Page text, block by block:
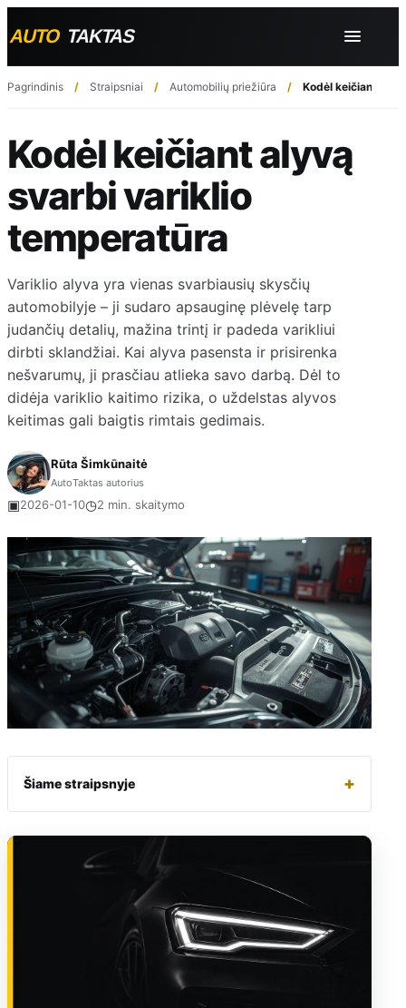
Pagrindinis Straipsniai Automobilių priežiūra Kodėl keičiant
Kodėl keičiant alyvą
svarbi variklio
temperatūra
Variklio alyva yra vienas svarbiausių skysčių
automobilyje – ji sudaro apsauginę plėvelę tarp
judančių detalių, mažina trintį ir padeda varikliui
dirbti sklandžiai. Kai alyva pasensta ir prisirenka
nešvarumų, ji prasčiau atlieka savo darbą. Dėl to
didėja variklio kaitimo rizika, o uždelstas alyvos
keitimas gali baigtis rimtais gedimais.
Rūta Šimkūnaitė
AutoTaktas autorius
▣2026-01-10◷2 min. skaitymo
Šiame straipsnyje +